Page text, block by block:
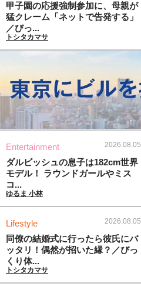
甲子園の応援強制参加に、母親が
猛クレーム「ネットで告発する」
／びっ...
トシタカマサ
Entertainment 2026.08.05
ダルビッシュの息子は182cm世界
モデル！ ラウンドガールやミス
コ...
ゆるま 小林
Lifestyle 2026.08.05
同僚の結婚式に行ったら彼氏にバ
ッタリ！偶然が招いた縁？／びっ
くり体...
トシタカマサ